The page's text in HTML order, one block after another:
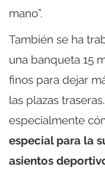
mano”.
También se ha
una banqueta 15
finos para dejar
las plazas
especialmente
especial para la
asientos